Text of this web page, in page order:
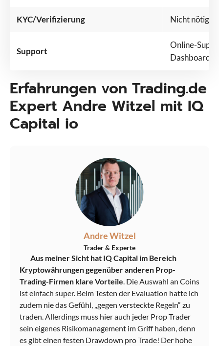
KYC/Verifizierung Nicht nötig
Support
Online-
Dashboard
Erfahrungen von Trading.de
Expert Andre Witzel mit IQ
Capital io
Andre Witzel
Trader & Experte
Aus meiner Sicht hat IQ Capital im Bereich
Kryptowährungen gegenüber anderen Prop-
Trading-Firmen klare Vorteile . Die Auswahl an Coins
ist einfach super. Beim Testen der Evaluation hatte ich
zudem nie das Gefühl, „gegen versteckte Regeln“ zu
traden. Allerdings muss hier auch jeder Prop Trader
sein eigenes Risikomanagement im Griff haben, denn
es gibt einen festen Drawdown pro Trade! Der hohe